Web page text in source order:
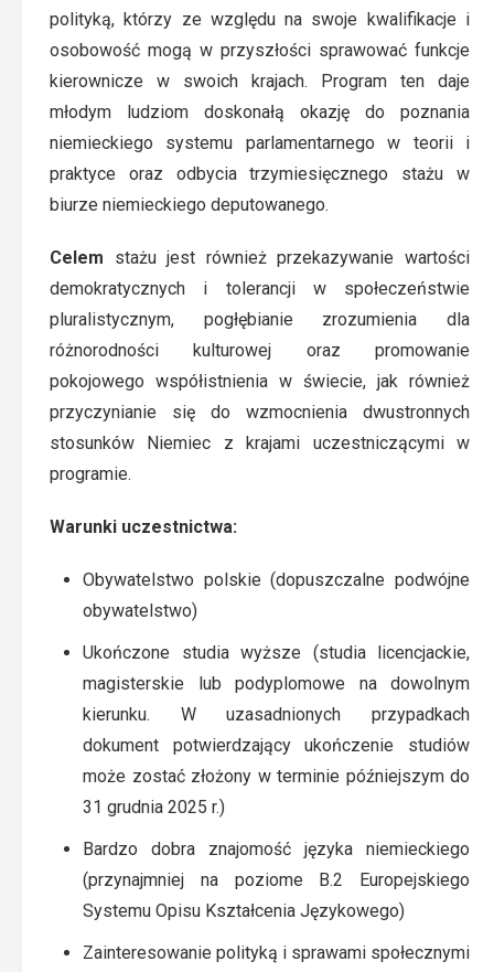
polityką, którzy ze względu na swoje kwalifikacje i
osobowość mogą w przyszłości sprawować funkcje
kierownicze w swoich krajach. Program ten daje
młodym ludziom doskonałą okazję do poznania
niemieckiego systemu parlamentarnego w teorii i
praktyce oraz odbycia trzymiesięcznego stażu w
biurze niemieckiego deputowanego.
Celem stażu jest również przekazywanie wartości
demokratycznych i tolerancji w społeczeństwie
pluralistycznym, pogłębianie zrozumienia dla
różnorodności kulturowej oraz promowanie
pokojowego współistnienia w świecie, jak również
przyczynianie się do wzmocnienia dwustronnych
stosunków Niemiec z krajami uczestniczącymi w
programie.
Warunki uczestnictwa:
Obywatelstwo polskie (dopuszczalne podwójne
obywatelstwo)
Ukończone studia wyższe (studia licencjackie,
magisterskie lub podyplomowe na dowolnym
kierunku. W uzasadnionych przypadkach
dokument potwierdzający ukończenie studiów
może zostać złożony w terminie późniejszym do
31 grudnia 2025 r.)
Bardzo dobra znajomość języka niemieckiego
(przynajmniej na poziome B.2 Europejskiego
Systemu Opisu Kształcenia Językowego)
Zainteresowanie polityką i sprawami społecznymi